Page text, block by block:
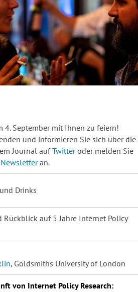
4. September mit Ihnen zu feiern!
und informieren Sie sich über die
Journal aufTwitter oder melden Sie
Newsletteran.
Drinks
Rückblick auf 5 Jahre Internet Policy
, Goldsmiths University of London
von Internet Policy Research: